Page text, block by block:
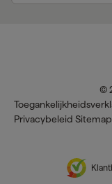
©
Privacybeleid Sitemap